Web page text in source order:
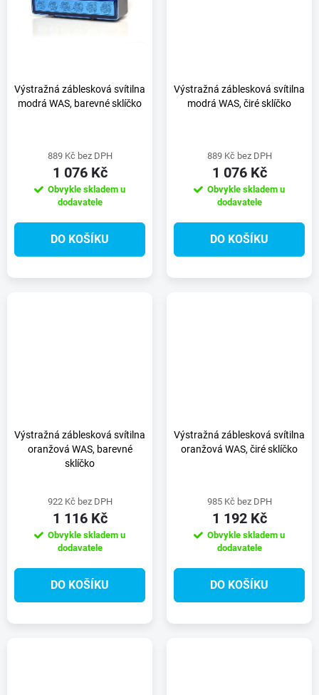
Výstražná záblesková svítilna
modrá WAS, barevné sklíčko
889 Kč bez DPH
1 076 Kč
Obvykle skladem u
dodavatele
DO KOŠÍKU
Výstražná záblesková svítilna
modrá WAS, čiré sklíčko
889 Kč bez DPH
1 076 Kč
Obvykle skladem u
dodavatele
DO KOŠÍKU
Výstražná záblesková svítilna
oranžová WAS, barevné
sklíčko
922 Kč bez DPH
1 116 Kč
Obvykle skladem u
dodavatele
DO KOŠÍKU
Výstražná záblesková svítilna
oranžová WAS, čiré sklíčko
985 Kč bez DPH
1 192 Kč
Obvykle skladem u
dodavatele
DO KOŠÍKU